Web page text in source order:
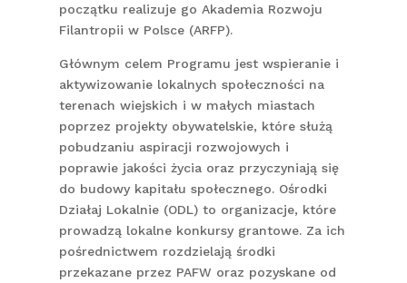
początku realizuje go Akademia Rozwoju
Filantropii w Polsce (ARFP).
Głównym celem Programu jest wspieranie i
aktywizowanie lokalnych społeczności na
terenach wiejskich i w małych miastach
poprzez projekty obywatelskie, które służą
pobudzaniu aspiracji rozwojowych i
poprawie jakości życia oraz przyczyniają się
do budowy kapitału społecznego. Ośrodki
Działaj Lokalnie (ODL) to organizacje, które
prowadzą lokalne konkursy grantowe. Za ich
pośrednictwem rozdzielają środki
przekazane przez PAFW oraz pozyskane od